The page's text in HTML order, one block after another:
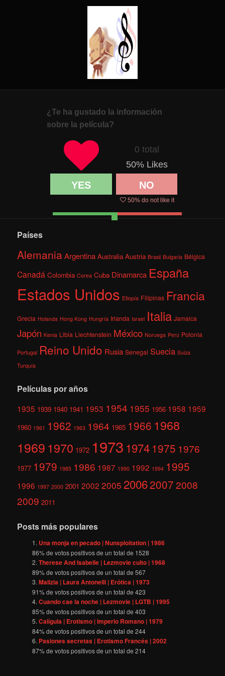
¿Te ha gustado la información
sobre la película?
0 total
50% Likes
YES NO
50% do not like it
Países
AlemaniaArgentina Australia Austria Brasil Bulgaria Bélgica
Canadá Colombia Corea Cuba Dinamarca España
Estados Unidos Etiopía Filipinas Francia
Grecia Holanda Hong Kong Hungría Irlanda Israel Italia Jamaica
Japón Kenia Libia Liechtenstein México Noruega Perú Polonia
Portugal Reino Unido Rusia Senegal Suecia Suiza
Turquía
Películas por años
1935 1939 1940 1941 1953 1954 1955 1956 1958 1959
1960 1961 1962 1963 1964 1965 1966 1968
1969 1970 1972 1973 1974 1975 1976
1977 1979 1985 1986 1987 1990 1992 1994 1995
1996 1997 2000 2001 2002 2005 200620072008
2009 2011
Posts más populares
Una monja en pecado | Nunsploitation | 1986
86% de votos positivos de un total de 1528
Therese And Isabelle | Lezmovie culto | 1968
89% de votos positivos de un total de567
Malizia | Laura Antonelli | Erótica | 1973
91% de votos positivos de un total de423
Cuando cae la noche | Lezmovie | LGTB | 1995
85% de votos positivos de un total de403
Calígula | Erotismo | Imperio Romano | 1979
84% de votos positivos de un total de244
Pasiones secretas | Erotismo Francés | 2002
87% de votos positivos de un total de214